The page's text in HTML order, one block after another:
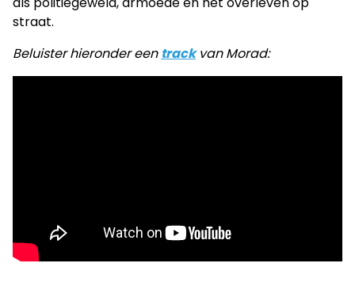
straat.
Beluister hieronder een trackvan Morad: